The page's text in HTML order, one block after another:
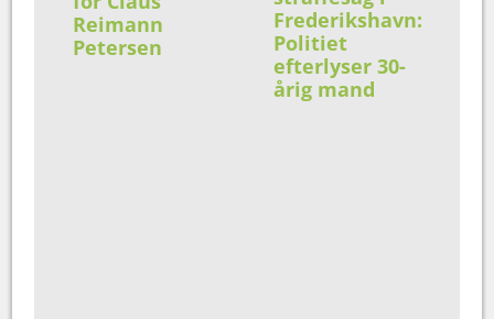
Reimann
Petersen
Frederikshavn:
Politiet
efterlyser 30-
årig mand